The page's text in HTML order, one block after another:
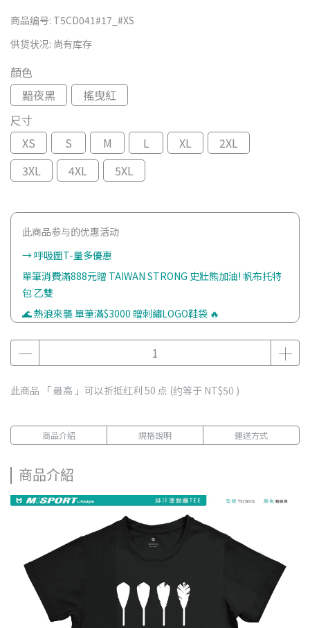
商品编号: T5CD041#17_#XS
供货状况: 尚有库存
顏色
黯夜黑
搖曳紅
尺寸
XS
S M L XL
2XL
3XL
4XL 5XL
此商品参与的优惠活动
→ 呼吸圖T-量多優惠
單筆消費滿888元贈 TAIWAN STRONG 史壯熊加油! 帆布托特
包 乙雙
🌊 熱浪來襲 單筆滿$3000 贈刺繡LOGO鞋袋 🔥
此商品 「 最高 」可以折抵红利 50 点 (约等于 NT$50 )
商品介紹 規格說明 運送方式
商品介紹